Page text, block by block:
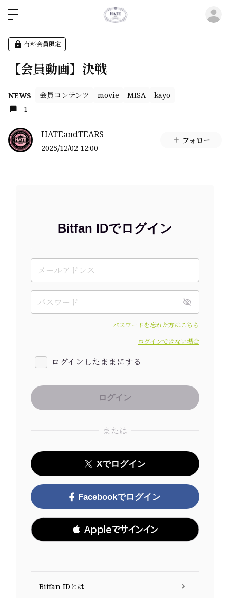
有料会員限定
【会員動画】決戦
NEWS 会員コンテンツ movie MISA
kayo
1
HATEandTEARS
2025/12/02 12:00
フォロー
Bitfan IDでログイン
パスワードを忘れた方はこちら
ログインできない場合
ログインしたままにする
または
Xでログイン
Facebookでログイン
 Appleでサインイン
Bitfan IDとは